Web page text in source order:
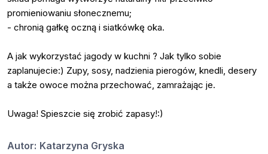
promieniowaniu słonecznemu;
- chronią gałkę oczną i siatkówkę oka.
A jak wykorzystać jagody w kuchni ? Jak tylko sobie
zaplanujecie:) Zupy, sosy, nadzienia pierogów, knedli, desery
a także owoce można przechować, zamrażając je.
Uwaga! Spieszcie się zrobić zapasy!:)
Autor: Katarzyna Gryska